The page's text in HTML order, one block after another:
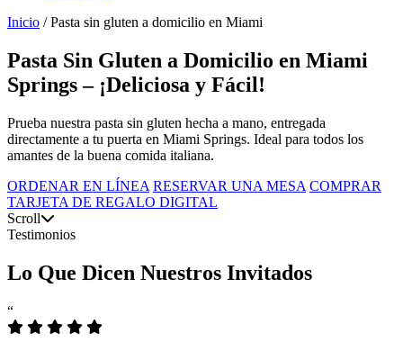
Inicio / Pasta sin gluten a domicilio en Miami
Pasta Sin Gluten a Domicilio en Miami
Springs – ¡Deliciosa y Fácil!
Prueba nuestra pasta sin gluten hecha a mano, entregada
directamente a tu puerta en Miami Springs. Ideal para todos los
amantes de la buena comida italiana.
ORDENAR EN LÍNEA RESERVAR UNA MESA COMPRAR
TARJETA DE REGALO DIGITAL
Scroll
Testimonios
Lo Que Dicen Nuestros Invitados
“